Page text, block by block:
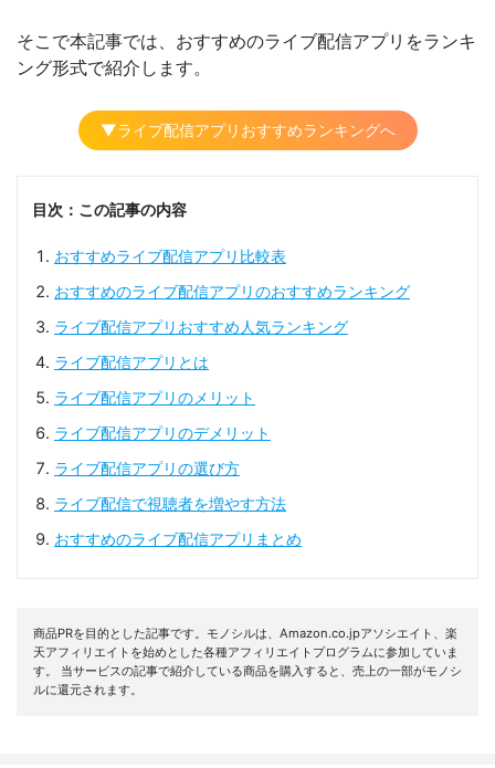
そこで本記事では、おすすめのライブ配信アプリをランキ
ング形式で紹介します。
▼ライブ配信アプリおすすめランキングへ
目次：この記事の内容
おすすめライブ配信アプリ比較表
おすすめのライブ配信アプリのおすすめランキング
ライブ配信アプリおすすめ人気ランキング
ライブ配信アプリとは
ライブ配信アプリのメリット
ライブ配信アプリのデメリット
ライブ配信アプリの選び方
ライブ配信で視聴者を増やす方法
おすすめのライブ配信アプリまとめ
商品PRを目的とした記事です。モノシルは、Amazon.co.jpアソシエイト、楽
天アフィリエイトを始めとした各種アフィリエイトプログラムに参加していま
す。 当サービスの記事で紹介している商品を購入すると、売上の一部がモノシ
ルに還元されます。